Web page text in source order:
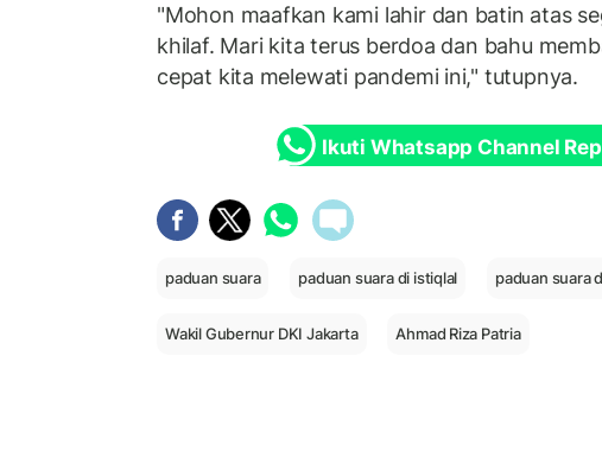
"Mohon maafkan kami lahir dan batin atas
khilaf. Mari kita terus berdoa dan bahu
cepat kita melewati pandemi ini," tutupnya.
Ikuti Whatsapp Channel
paduan suara paduan suara di istiqlal paduan suara
Wakil Gubernur DKI Jakarta Ahmad Riza Patria